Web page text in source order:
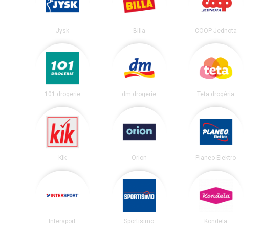
Jysk Billa COOP Jednota
101 drogerie dm drogerie Teta drogéria
Kik Orion Planeo Elektro
Intersport Sportisimo Kondela